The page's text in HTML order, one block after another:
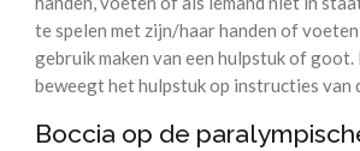
te spelen met zijn/haar handen of
gebruik maken van een hulpstuk of goot.
beweegt het hulpstuk op instructies van
Boccia op de